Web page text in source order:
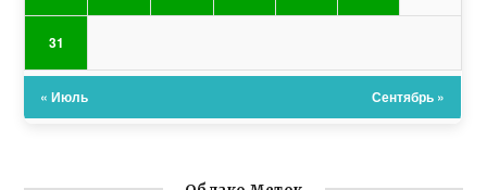
31
« Июль Сентябрь »